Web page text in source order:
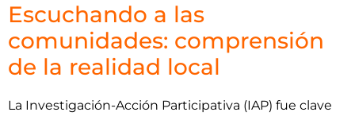
Escuchando a las
comunidades: comprensión
de la realidad local
La Investigación-Acción Participativa (IAP) fue clave